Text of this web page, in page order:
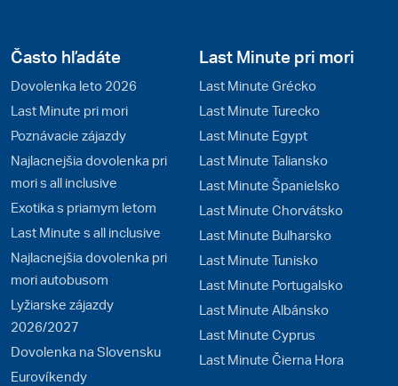
Často hľadáte
Dovolenka leto 2026
Last Minute pri mori
Poznávacie zájazdy
Najlacnejšia dovolenka pri
mori s all inclusive
Exotika s priamym letom
Last Minute s all inclusive
Najlacnejšia dovolenka pri
mori autobusom
Lyžiarske zájazdy
2026/2027
Dovolenka na Slovensku
Eurovíkendy
Last Minute pri mori
Last Minute Grécko
Last Minute Turecko
Last Minute Egypt
Last Minute Taliansko
Last Minute Španielsko
Last Minute Chorvátsko
Last Minute Bulharsko
Last Minute Tunisko
Last Minute Portugalsko
Last Minute Albánsko
Last Minute Cyprus
Last Minute Čierna Hora